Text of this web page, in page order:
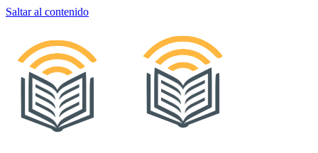
Saltar al contenido